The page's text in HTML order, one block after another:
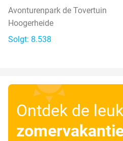
Avonturenpark de Tovertuin
Hoogerheide
Solgt: 8.538
Ontdek de